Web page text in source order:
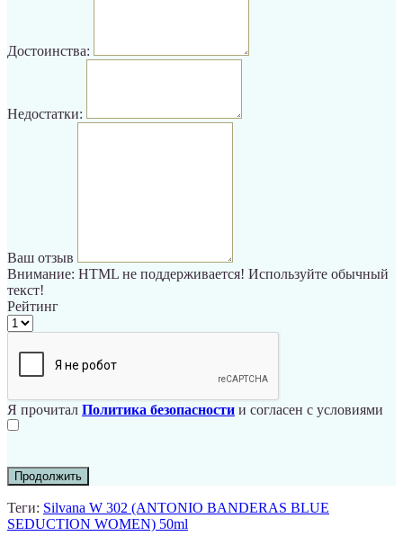
Достоинства:
Недостатки:
Ваш отзыв
Внимание: HTML не поддерживается! Используйте обычный
текст!
Рейтинг
Я прочитал Политика безопасности и согласен с условиями
Продолжить
Теги: Silvana W 302 (ANTONIO BANDERAS BLUE
SEDUCTION WOMEN) 50ml